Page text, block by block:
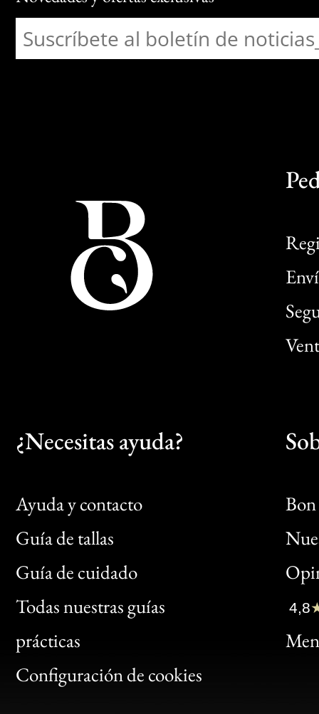
¿Necesitas ayuda?
Ayuda y contacto
Guía de tallas
Guía de cuidado
Todas nuestras guías
prácticas
Configuración de cookies
Bon
Clic
Bon
4,8